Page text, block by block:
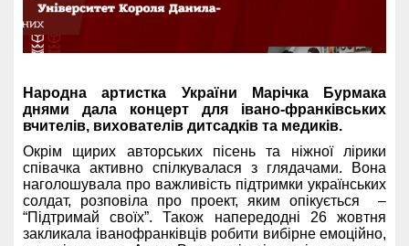
Народна артистка України Марічка Бурмака
днями дала концерт для івано-франківських
вчителів, вихователів дитсадків та медиків.
Окрім щирих авторських пісень та ніжної лірики
співачка активно спілкувалася з глядачами. Вона
наголошувала про важливість підтримки українських
солдат, розповіла про проект, яким опікується –
“Підтримай своїх”. Також напередодні 26 жовтня
закликала іванофранківців робити вибірне емоційно,